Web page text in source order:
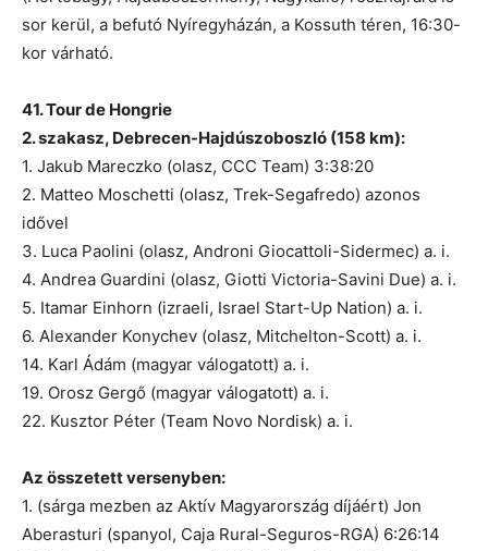
sor kerül, a befutó Nyíregyházán, a Kossuth téren, 16:30-
kor várható.
41. Tour de Hongrie
2. szakasz, Debrecen-Hajdúszoboszló (158 km):
1. Jakub Mareczko (olasz, CCC Team) 3:38:20
2. Matteo Moschetti (olasz, Trek-Segafredo) azonos
idővel
3. Luca Paolini (olasz, Androni Giocattoli-Sidermec) a. i.
4. Andrea Guardini (olasz, Giotti Victoria-Savini Due) a. i.
5. Itamar Einhorn (izraeli, Israel Start-Up Nation) a. i.
6. Alexander Konychev (olasz, Mitchelton-Scott) a. i.
14. Karl Ádám (magyar válogatott) a. i.
19. Orosz Gergő (magyar válogatott) a. i.
22. Kusztor Péter (Team Novo Nordisk) a. i.
Az összetett versenyben:
1. (sárga mezben az Aktív Magyarország díjáért) Jon
Aberasturi (spanyol, Caja Rural-Seguros-RGA) 6:26:14